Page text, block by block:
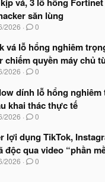
săn lùng
2026 0
vá lỗ hổng nghiêm
chiếm quyền máy chủ
2026 0
dính lỗ hổng nghiêm
khai thác thực tế
2026 0
lợi dụng TikTok,
độc qua video “phần
2026 0